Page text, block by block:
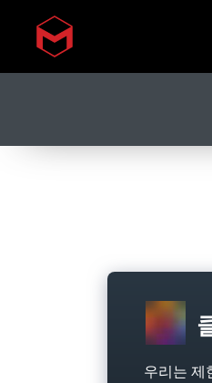
Skip to main content
우리는 제